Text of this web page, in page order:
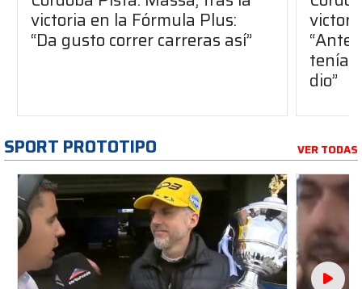
victoria en la Fórmula Plus:
“Da gusto correr carreras así”
dio”
SPORT PROTOTIPO VER TODAS